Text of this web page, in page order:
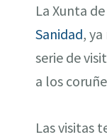
La Xunta
Sanidad,
serie de
a los
Las visitas